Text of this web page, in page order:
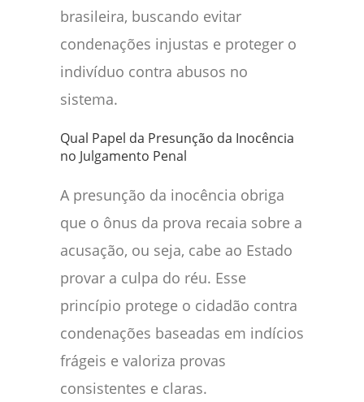
brasileira, buscando evitar
condenações injustas e proteger o
indivíduo contra abusos no
sistema.
Qual Papel da Presunção da Inocência
no Julgamento Penal
A presunção da inocência obriga
que o ônus da prova recaia sobre a
acusação, ou seja, cabe ao Estado
provar a culpa do réu. Esse
princípio protege o cidadão contra
condenações baseadas em indícios
frágeis e valoriza provas
consistentes e claras.